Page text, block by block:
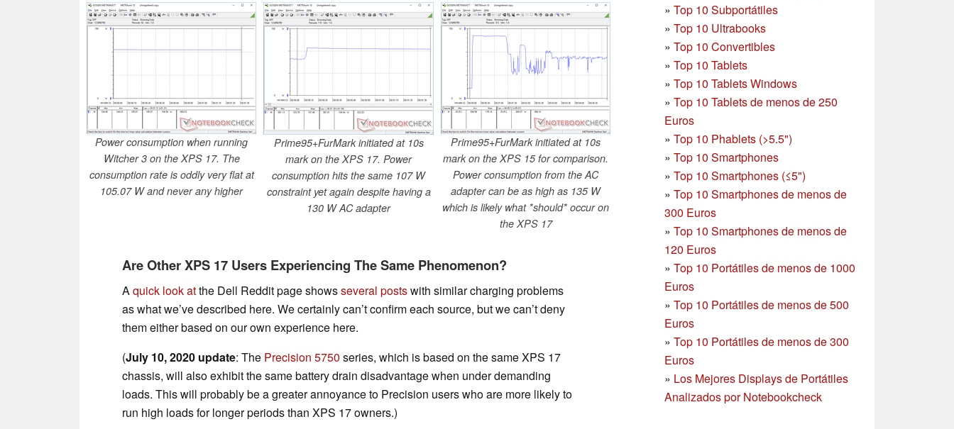
» Top 10 Subportátiles
» Top 10 Ultrabooks
» Top 10 Convertibles
» Top 10 Tablets
» Top 10 Tablets Windows
» Top 10 Tablets de menos de 250
Euros
» Top 10 Phablets (>5.5")
» Top 10 Smartphones
» Top 10 Smartphones (≤5")
» Top 10 Smartphones de menos de
300 Euros
» Top 10 Smartphonesde menos de
120 Euros
» Top 10 Portátiles de menos de 1000
Euros
» Top 10 Portátiles de menos de 500
Euros
» Top 10 Portátiles de menos de 300
Euros
» Los Mejores Displays de Portátiles
Analizados por Notebookcheck
Power consumption when running
Witcher 3 on the XPS 17. The
consumption rate is oddly very flat at
105.07 W and never any higher
Prime95+FurMark initiated at 10s
mark on the XPS 17. Power
consumption hits the same 107 W
constraint yet again despite having a
130 W AC adapter
Prime95+FurMark initiated at 10s
mark on the XPS 15 for comparison.
Power consumption from the AC
adapter can be as high as 135 W
which is likely what *should* occur on
the XPS 17
Are Other XPS 17 Users Experiencing The Same Phenomenon?
Aquick lookatthe Dell Reddit page showsseveral postswith similar charging problems
as what we’ve described here. We certainly can’t confirm each source, but we can’t deny
them either based on our own experience here.
(July 10, 2020 update: The Precision 5750 series, which is based on the same XPS 17
chassis, will also exhibit the same battery drain disadvantage when under demanding
loads. This will probably be a greater annoyance to Precision users who are more likely to
run high loads for longer periods than XPS 17 owners.)